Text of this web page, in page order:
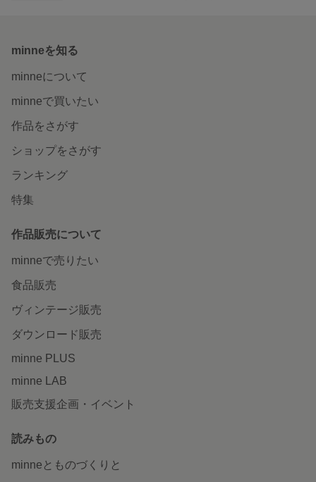
minneを知る
minneについて
minneで買いたい
作品をさがす
ショップをさがす
ランキング
特集
作品販売について
minneで売りたい
食品販売
ヴィンテージ販売
ダウンロード販売
minne PLUS
minne LAB
販売支援企画・イベント
読みもの
minneとものづくりと